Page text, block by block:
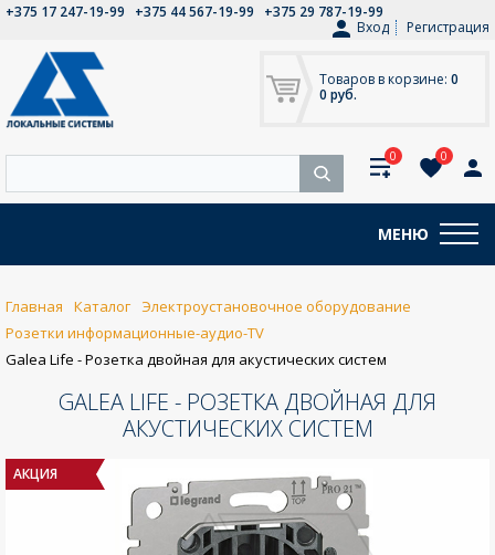
+375 17 247-19-99 +375 44 567-19-99
+375 29 787-19-99
Вход
Регистрация
Товаров в корзине: 0
0 руб.
0 0
МЕНЮ
Главная Каталог
Электроустановочное оборудование
Розетки информационные-аудио-TV
Galea Life - Розетка двойная для акустических систем
GALEA LIFE - РОЗЕТКА ДВОЙНАЯ ДЛЯ
АКУСТИЧЕСКИХ СИСТЕМ
АКЦИЯ